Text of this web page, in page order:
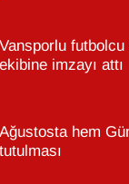
Vansporlu futbolcu
ekibine imzayı attı
Ağustosta hem
tutulması